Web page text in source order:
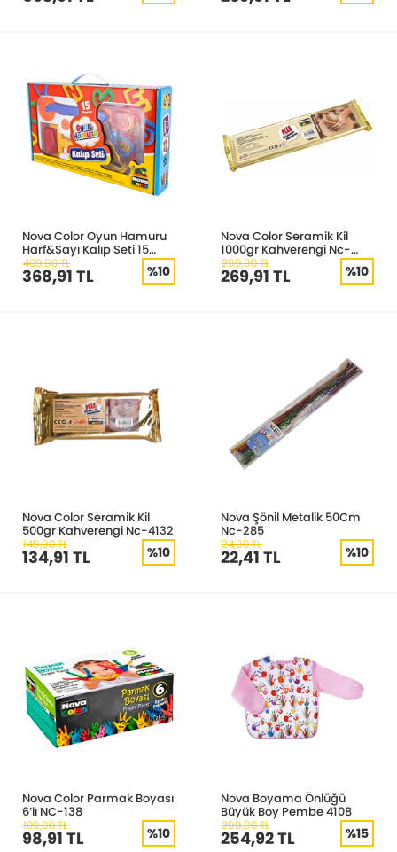
Nova Color Oyun Hamuru
Harf&Sayı Kalıp Seti 15
Parça NC-850
409,90 TL
368,91 TL %10
Nova Color Seramik Kil
1000gr Kahverengi Nc-
4134
299,90 TL
269,91 TL %10
Nova Color Seramik Kil
500gr Kahverengi Nc-4132
149,90 TL
134,91 TL %10
Nova Şönil Metalik 50Cm
Nc-285
24,90 TL
22,41 TL %10
Nova Color Parmak Boyası
6’lı NC-138
109,90 TL
98,91 TL %10
Nova Boyama Önlüğü
Büyük Boy Pembe 4108
299,90 TL
254,92 TL %15